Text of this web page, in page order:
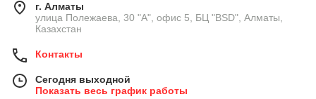
г. Алматы
улица Полежаева, 30 "А", офис 5, БЦ "BSD", Алматы,
Казахстан
Контакты
Сегодня выходной
Показать весь график работы